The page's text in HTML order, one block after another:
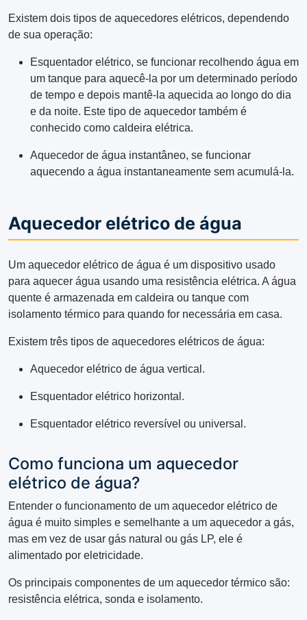
Existem dois tipos de aquecedores elétricos, dependendo
de sua operação:
Esquentador elétrico, se funcionar recolhendo água em
um tanque para aquecê-la por um determinado período
de tempo e depois mantê-la aquecida ao longo do dia
e da noite. Este tipo de aquecedor também é
conhecido como caldeira elétrica.
Aquecedor de água instantâneo, se funcionar
aquecendo a água instantaneamente sem acumulá-la.
Aquecedor elétrico de água
Um aquecedor elétrico de água é um dispositivo usado
para aquecer água usando uma resistência elétrica. A água
quente é armazenada em caldeira ou tanque com
isolamento térmico para quando for necessária em casa.
Existem três tipos de aquecedores elétricos de água:
Aquecedor elétrico de água vertical.
Esquentador elétrico horizontal.
Esquentador elétrico reversível ou universal.
Como funciona um aquecedor
elétrico de água?
Entender o funcionamento de um aquecedor elétrico de
água é muito simples e semelhante a um aquecedor a gás,
mas em vez de usar gás natural ou gás LP, ele é
alimentado por eletricidade.
Os principais componentes de um aquecedor térmico são:
resistência elétrica, sonda e isolamento.